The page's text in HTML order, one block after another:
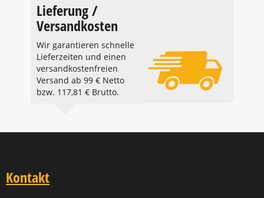
Lieferung /
Versandkosten
Wir garantieren schnelle
Lieferzeiten und einen
versandkostenfreien
Versand ab 99 € Netto
bzw. 117,81 € Brutto.
Kontakt